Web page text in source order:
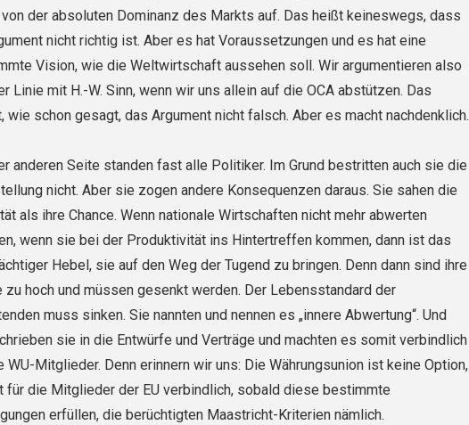
von der absoluten Dominanz des Markts auf. Das heißt keineswegs, dass
nicht richtig ist. Aber es hat Voraussetzungen und es hat eine
Vision, wie die Weltwirtschaft aussehen soll. Wir argumentieren also
Linie mit H.-W. Sinn, wenn wir uns allein auf die OCA abstützen. Das
wie schon gesagt, das Argument nicht falsch. Aber es macht nachdenklich.
anderen Seite standen fast alle Politiker. Im Grund bestritten auch sie die
nicht. Aber sie zogen andere Konsequenzen daraus. Sie sahen die
als ihre Chance. Wenn nationale Wirtschaften nicht mehr abwerten
wenn sie bei der Produktivität ins Hintertreffen kommen, dann ist das
Hebel, sie auf den Weg der Tugend zu brin­gen. Denn dann sind ihre
zu hoch und müssen gesenkt werden. Der Lebensstandard der
muss sinken. Sie nannten und nennen es „innere Abwertung“. Und
sie in die Entwürfe und Verträge und machten es somit verbindlich
WU-Mitglieder. Denn erinnern wir uns: Die Währungsunion ist keine Option,
für die Mitglieder der EU verbindlich, sobald diese bestimmte
erfüllen, die berüchtigten Maastricht-Krite­rien nämlich.